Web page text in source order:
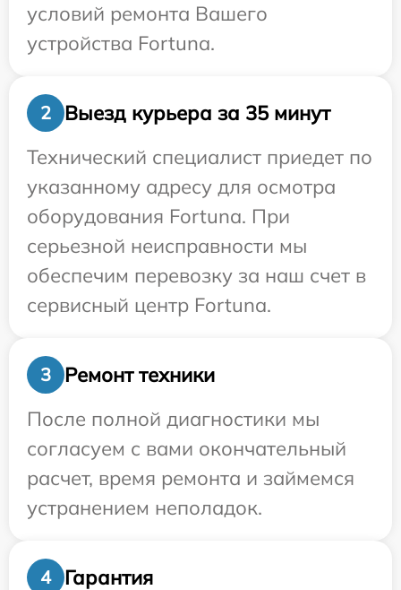
условий ремонта Вашего
устройства Fortuna.
2
Выезд курьера за 35 минут
Технический специалист приедет по
указанному адресу для осмотра
оборудования Fortuna. При
серьезной неисправности мы
обеспечим перевозку за наш счет в
сервисный центр Fortuna.
3
Ремонт техники
После полной диагностики мы
согласуем с вами окончательный
расчет, время ремонта и займемся
устранением неполадок.
4 Гарантия